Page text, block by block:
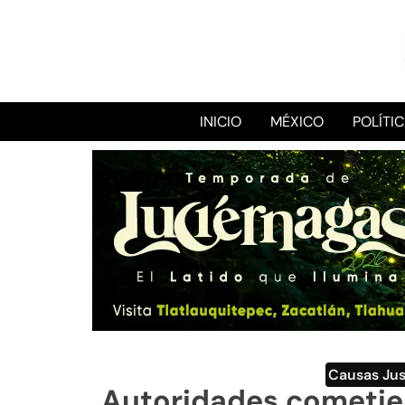
INICIO MÉXICO
Causas